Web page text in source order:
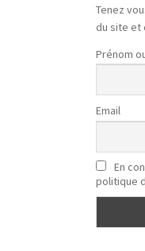
Tenez
du site et
Prénom
Email
En
politique